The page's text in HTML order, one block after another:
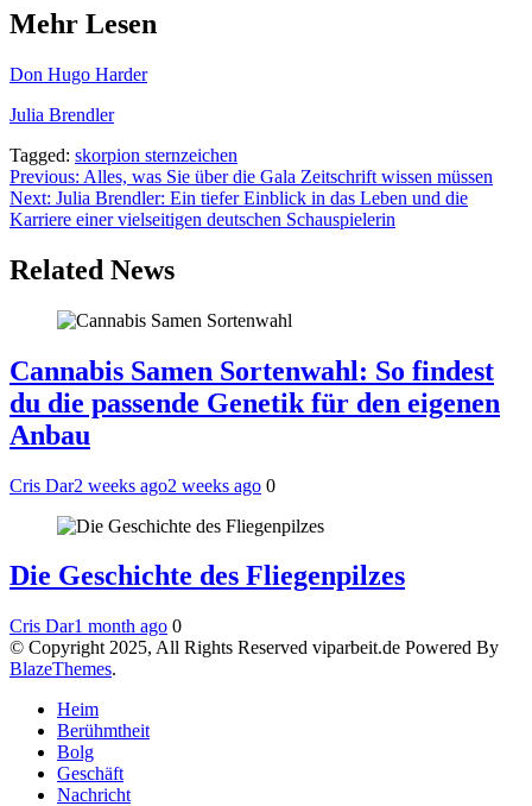
Mehr Lesen
Don Hugo Harder
Julia Brendler
Tagged: skorpion sternzeichen
Post
navigation
Previous: Alles, was Sie über die Gala Zeitschrift wissen müssen
Next: Julia Brendler: Ein tiefer Einblick in das Leben und die
Karriere einer vielseitigen deutschen Schauspielerin
Related News
Cannabis Samen Sortenwahl: So findest
du die passende Genetik für den eigenen
Anbau
Cris Dar2 weeks ago2 weeks ago 0
Die Geschichte des Fliegenpilzes
Cris Dar1 month ago 0
© Copyright 2025, All Rights Reserved viparbeit.de Powered By
BlazeThemes.
Heim
Berühmtheit
Bolg
Geschäft
Nachricht